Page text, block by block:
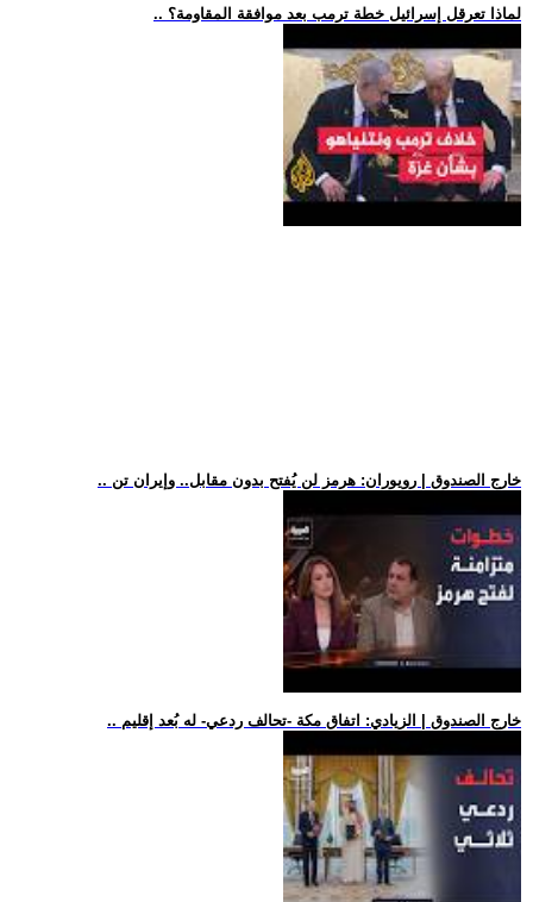
.. لماذا تعرقل إسرائيل خطة ترمب بعد موافقة المقاومة؟
.. خارج الصندوق | رويوران: هرمز لن يُفتح بدون مقابل.. وإيران تن
.. خارج الصندوق | الزيادي: اتفاق مكة -تحالف ردعي- له بُعد إقليم